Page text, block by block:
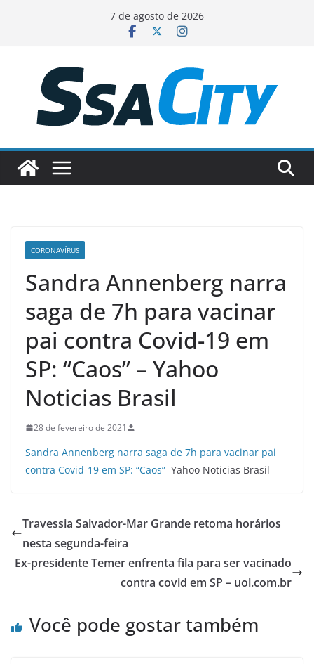
conteúdo
7 de agosto de 2026
CORONAVÍRUS
Sandra Annenberg narra
saga de 7h para vacinar
pai contra Covid-19 em
SP: “Caos” – Yahoo
Noticias Brasil
28 de fevereiro de 2021
Sandra Annenberg narra saga de 7h para vacinar pai
contra Covid-19 em SP: “Caos” Yahoo Noticias Brasil
Travessia Salvador-Mar Grande retoma horários
nesta segunda-feira
Ex-presidente Temer enfrenta fila para ser vacinado
contra covid em SP – uol.com.br
Você pode gostar também